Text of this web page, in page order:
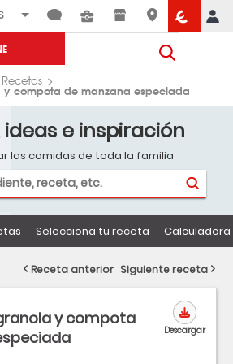
Recetas
y compota de manzana especiada
ideas e inspiración
las comidas de toda la familia
Selecciona tu receta
y compota
Descargar
Receta anterior Siguiente receta